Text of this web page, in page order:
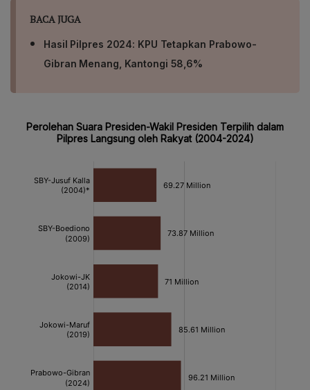
BACA JUGA
Hasil Pilpres 2024: KPU Tetapkan Prabowo-
Gibran Menang, Kantongi 58,6%